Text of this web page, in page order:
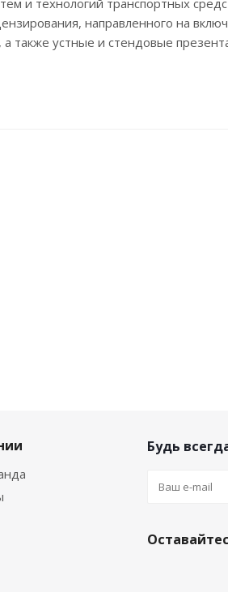
и технологий транспортных
направленного на
также устные и стендовые
Будь